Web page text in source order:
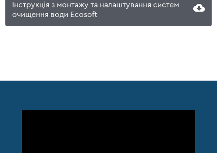
Інструкція з монтажу та налаштування систем
очищення води Ecosoft